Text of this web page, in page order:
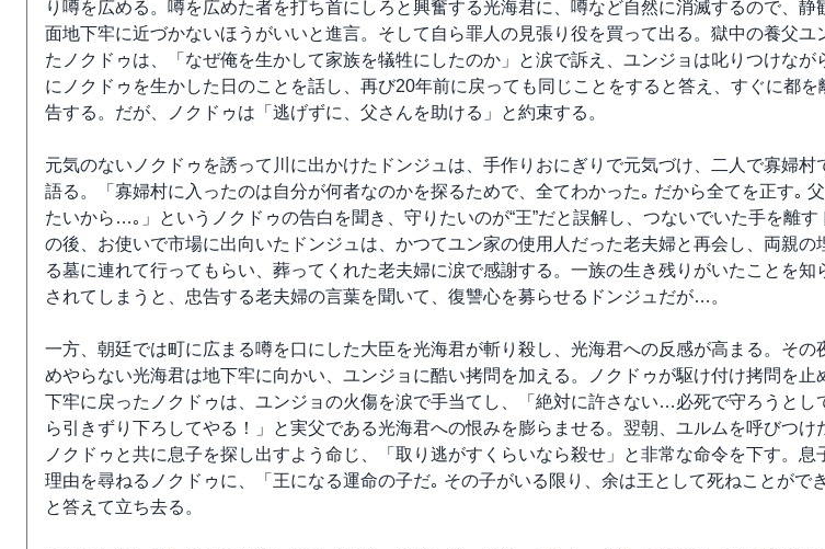
り噂を広める。噂を広めた者を打ち首にしろと興奮する光海君に、噂など自然に消滅するので、静
面地下牢に近づかないほうがいいと進言。そして自ら罪人の見張り役を買って出る。獄中の養父ユ
たノクドゥは、「なぜ俺を生かして家族を犠牲にしたのか」と涙で訴え、ユンジョは叱りつけなが
にノクドゥを生かした日のことを話し、再び20年前に戻っても同じことをすると答え、すぐに都を
告する。だが、ノクドゥは「逃げずに、父さんを助ける」と約束する。
元気のないノクドゥを誘って川に出かけたドンジュは、手作りおにぎりで元気づけ、二人で寡婦村
語る。「寡婦村に入ったのは自分が何者なのかを探るためで、全てわかった｡ だから全てを正す｡
たいから…｡」というノクドゥの告白を聞き、守りたいのが“王”だと誤解し、つないでいた手を離す
の後、お使いで市場に出向いたドンジュは、かつてユン家の使用人だった老夫婦と再会し、両親の
る墓に連れて行ってもらい、葬ってくれた老夫婦に涙で感謝する。一族の生き残りがいたことを知
されてしまうと、忠告する老夫婦の言葉を聞いて、復讐心を募らせるドンジュだが…。
一方、朝廷では町に広まる噂を口にした大臣を光海君が斬り殺し、光海君への反感が高まる。その
めやらない光海君は地下牢に向かい、ユンジョに酷い拷問を加える。ノクドゥが駆け付け拷問を止
下牢に戻ったノクドゥは、ユンジョの火傷を涙で手当てし、「絶対に許さない…必死で守ろうとし
ら引きずり下ろしてやる！」と実父である光海君への恨みを膨らませる。翌朝、ユルムを呼びつけ
ノクドゥと共に息子を探し出すよう命じ、「取り逃がすくらいなら殺せ」と非常な命令を下す。息
理由を尋ねるノクドゥに、「王になる運命の子だ｡ その子がいる限り、余は王として死ねことがで
と答えて立ち去る。